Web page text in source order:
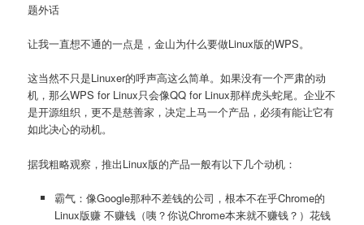
题外话
让我一直想不通的一点是，金山为什么要做Linux版的WPS。
这当然不只是Linuxer的呼声高这么简单。如果没有一个严肃的动
机，那么WPS for Linux只会像QQ for Linux那样虎头蛇尾。企业不
是开源组织，更不是慈善家，决定上马一个产品，必须有能让它有
如此决心的动机。
据我粗略观察，推出Linux版的产品一般有以下几个动机：
霸气：像Google那种不差钱的公司，根本不在乎Chrome的
Linux版赚 不赚钱（咦？你说Chrome本来就不赚钱？）花钱